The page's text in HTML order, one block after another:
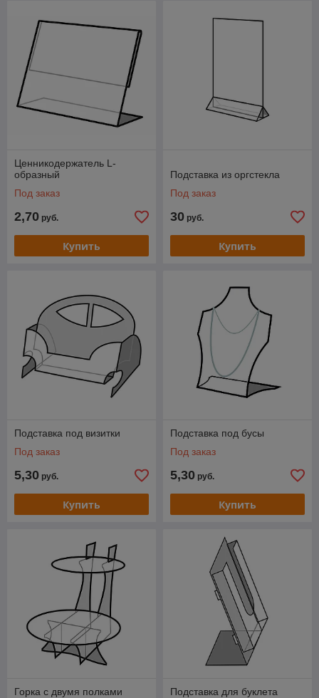
Ценникодержатель L-
образный
Под заказ
2,70 руб.
Купить
Подставка из оргстекла
Под заказ
30 руб.
Купить
Подставка под визитки
Под заказ
5,30 руб.
Купить
Подставка под бусы
Под заказ
5,30 руб.
Купить
Горка с двумя полками
Подставка для буклета